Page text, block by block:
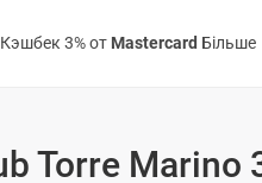
Кэшбек 3% от Mastercard Більше